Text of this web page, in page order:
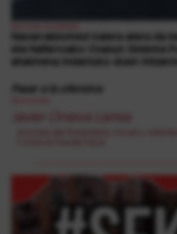
Navarrabiomed kalera atera da
eta Nafarroako Osasun Sistema
ahalmena indartuko duen
Pasar a la ofensiva